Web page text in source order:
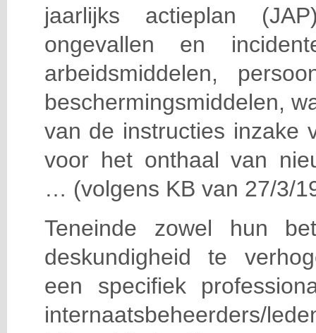
jaarlijks actieplan
ongevallen en
arbeidsmiddelen,
beschermingsmiddelen,
van de instructies inzake
voor het onthaal van
… (volgens KB van 27/3/
Teneinde zowel hun
deskundigheid te
een specifiek